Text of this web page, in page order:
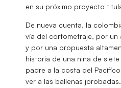
en su próximo proyecto
De nueva cuenta, la
vía del cortometraje, por un
y por una propuesta
historia de una niña de
padre a la costa del
ver a las ballenas